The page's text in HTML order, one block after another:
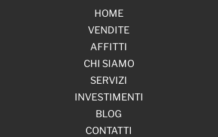
HOME
VENDITE
AFFITTI
CHI SIAMO
SERVIZI
INVESTIMENTI
BLOG
CONTATTI